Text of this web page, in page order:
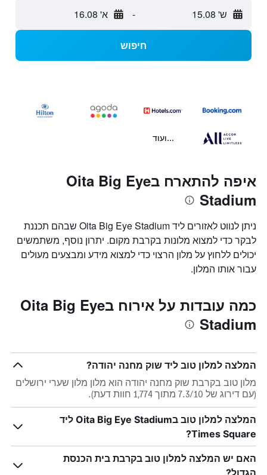
ש' 15.08 - א' 16.08
חיפוש
...ועוד
איפה להתארח בOita Big Eye
Stadium
ניתן לנווט לאזורים ליד Oita Big Eye Stadium שבהם תכננת
לבקר כדי למצוא מלונות בקרבת מקום. יתרון נוסף, משתמשים
יכולים ללחוץ על מלון הרצוי כדי למצוא מידע ומבצעים מעולים
עבור אותו המלון.
כמה עובדות על אירוח בOita Big Eye
Stadium
המלצה למלון טוב ליד שוק מחנה יהודה?
מלון טוב בקרבת שוק מחנה יהודה הוא מלון מלון שערי ירושלים
(עם דירוג של 7.3/10 מתוך 1,774 חוות דעת).
המלצה למלון טוב בOita Big Eye Stadium ליד
Times Square?
האם יש המלצה למלון טוב בקרבת בית הכנסת